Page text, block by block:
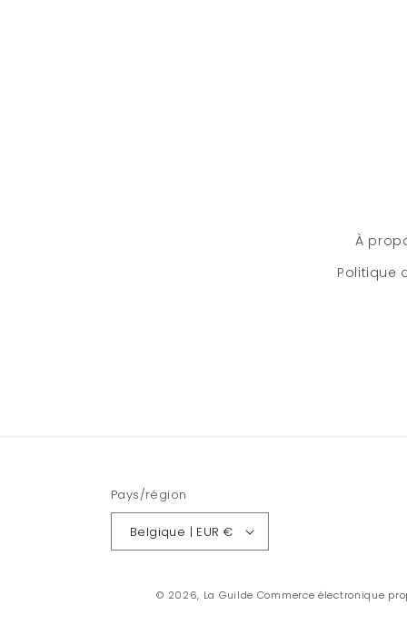
À
Politique
Pays/région
Belgique | EUR €
© 2026, La Guilde Commerce électronique